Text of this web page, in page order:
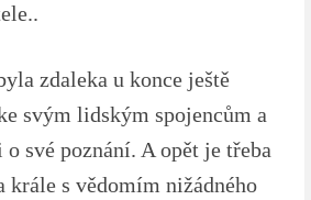
zdaleka u konce ještě
svým lidským spojencům a
své poznání. A opět je třeba
krále s vědomím nižádného